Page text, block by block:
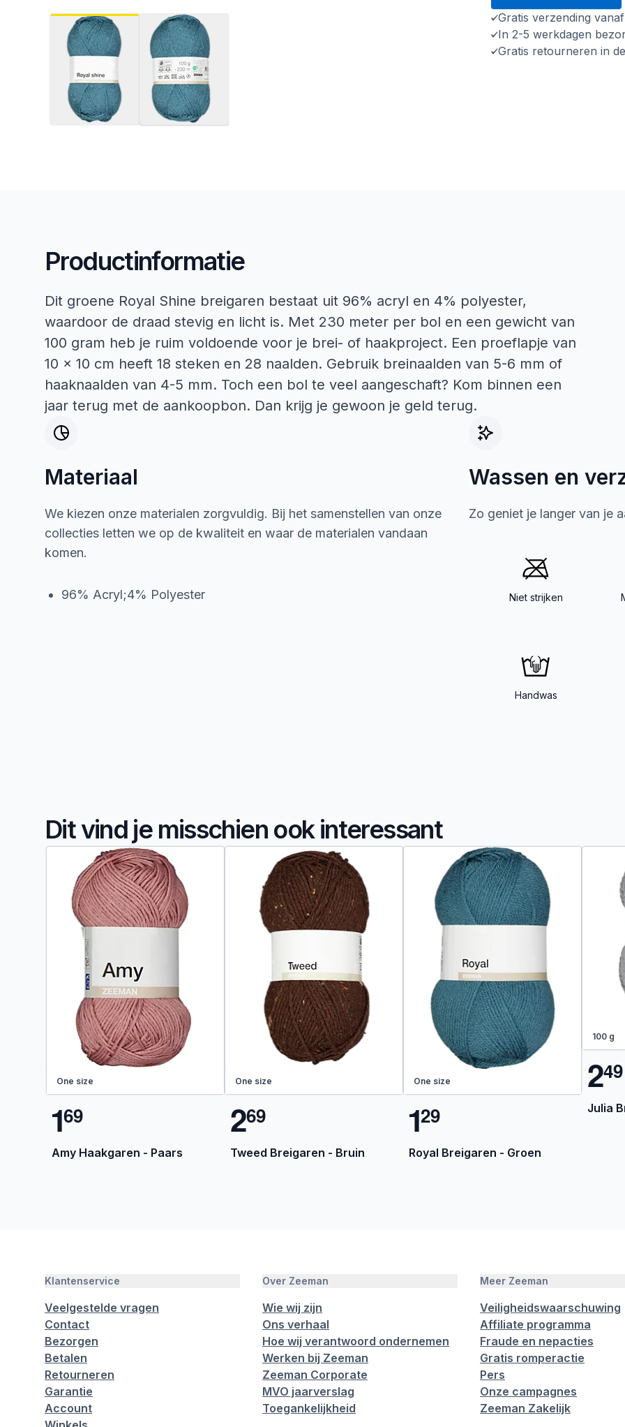
Gratis verzending
In 2-5 werkdagen
Gratis retourneren in
Productinformatie
Dit groene Royal Shine breigaren bestaat uit 96% acryl en 4% polyester,
waardoor de draad stevig en licht is. Met 230 meter per bol en een gewicht van
100 gram heb je ruim voldoende voor je brei- of haakproject. Een proeflapje van
10 x 10 cm heeft 18 steken en 28 naalden. Gebruik breinaalden van 5-6 mm of
haaknaalden van 4-5 mm. Toch een bol te veel aangeschaft? Kom binnen een
jaar terug met de aankoopbon. Dan krijg je gewoon je geld terug.
Materiaal
We kiezen onze materialen zorgvuldig. Bij het samenstellen van onze
collecties letten we op de kwaliteit en waar de materialen vandaan
komen.
96% Acryl;4% Polyester
Wassen en
Zo geniet je langer van je
Niet strijken
Handwas
Dit vind je misschien ook interessant
One size
169
Amy Haakgaren - Paars
One size
269
Tweed Breigaren - Bruin
One size
129
Royal Breigaren - Groen
100 g
249
Julia
Klantenservice
Veelgestelde vragen
Contact
Bezorgen
Betalen
Retourneren
Garantie
Account
Over Zeeman
Wie wij zijn
Ons verhaal
Hoe wij verantwoord ondernemen
Werken bij Zeeman
Zeeman Corporate
MVO jaarverslag
Toegankelijkheid
Meer Zeeman
Veiligheidswaarschuwing
Affiliate programma
Fraude en nepacties
Gratis romperactie
Pers
Onze campagnes
Zeeman Zakelijk